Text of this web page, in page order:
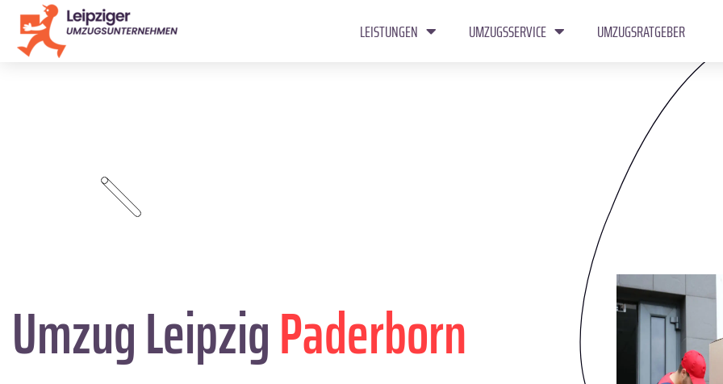
LEISTUNGEN UMZUGSSERVICE UMZUGSRATGEBER
Umzug LeipzigPaderborn